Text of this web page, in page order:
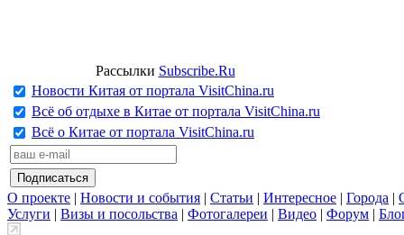
Рассылки Subscribe.Ru
Новости Китая от портала VisitChina.ru
Всё об отдыхе в Китае от портала VisitChina.ru
Всё о Китае от портала VisitChina.ru
О проекте | Новости и события | Статьи | Интересное | Города |
Услуги | Визы и посольства | Фотогалереи | Видео | Форум |